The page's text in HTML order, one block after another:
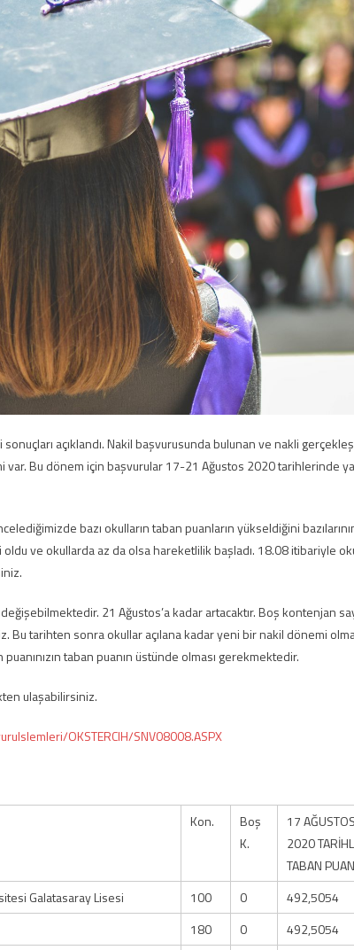
açıklandı. Nakil başvurusunda bulunan ve nakli
var. Bu dönem için başvurular 17-21 Ağustos 2020 tarihlerinde
bazı okulların taban puanların yükseldiğini
ve okullarda az da olsa hareketlilik başladı. 18.08 itibariyle
21 Ağustos’a kadar artacaktır. Boş kontenjan
tarihten sonra okullar açılana kadar yeni bir nakil dönemi
taban puanın üstünde olması gerekmektedir.
ulaşabilirsiniz.
OKSTERCIH/SNV08008.ASPX
Kon.
Boş
K.
17 AĞUSTOS
2020
TABAN PUAN
Galatasaray Lisesi 100 0 492,5054
180 0 492,5054